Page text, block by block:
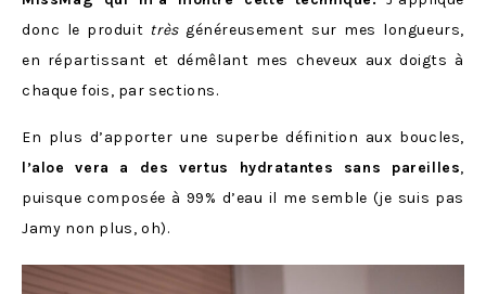
donc le produit trèsgénéreusement sur mes longueurs,
en répartissant et démêlant mes cheveux aux doigts à
chaque fois, par sections.
En plus d’apporter une superbe définition aux boucles,
l’aloe vera a des vertus hydratantes sans pareilles,
puisque composée à 99% d’eau il me semble (je suis pas
Jamy non plus, oh).